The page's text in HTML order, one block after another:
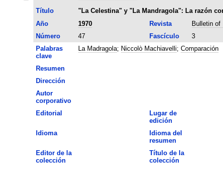
Título
"La Celestina" y "La Mandragola": La razón
Año
1970 Revista
Bulletin of
Número
47 Fascículo
3
Palabras
clave
La Madragola; Niccolò Machiavelli; Comparación
Resumen
Dirección
Autor
corporativo
Editorial
Lugar de
edición
Idioma
Idioma del
resumen
Editor de la
colección
Título de la
colección